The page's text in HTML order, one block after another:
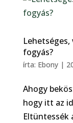
Lehetséges,
fogyás?
írta: Ebony|
Ahogy
hogy itt az